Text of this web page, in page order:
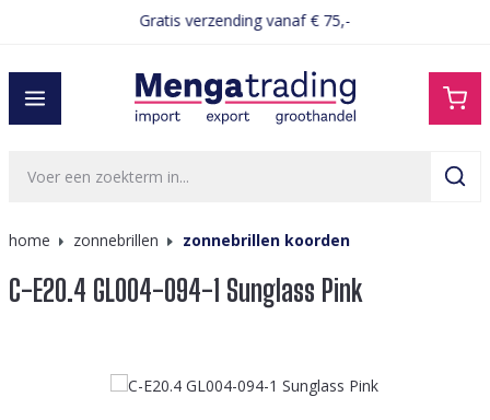
Gratis verzending vanaf € 75,-
home zonnebrillen zonnebrillen koorden
C-E20.4 GL004-094-1 Sunglass Pink
Afbeeldingengalerij overslaan